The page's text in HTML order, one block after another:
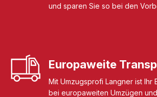
und sparen Sie so bei den
Europaweite
Mit Umzugsprofi Langner ist Ihr
bei europaweiten Umzügen